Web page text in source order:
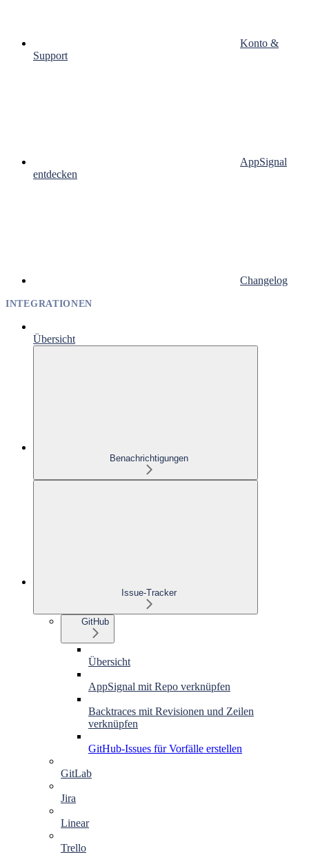
Konto &
Support
AppSignal
entdecken
Changelog
INTEGRATIONEN
Übersicht
Benachrichtigungen
Issue-Tracker
GitHub
Übersicht
AppSignal mit Repo verknüpfen
Backtraces mit Revisionen und Zeilen
verknüpfen
GitHub-Issues für Vorfälle erstellen
GitLab
Jira
Linear
Trello